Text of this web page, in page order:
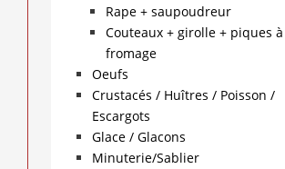
Rape + saupoudreur
Couteaux + girolle + piques à
fromage
Oeufs
Crustacés / Huîtres / Poisson /
Escargots
Glace / Glacons
Minuterie/Sablier